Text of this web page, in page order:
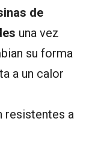
de
una vez
su forma
a un calor
resistentes a